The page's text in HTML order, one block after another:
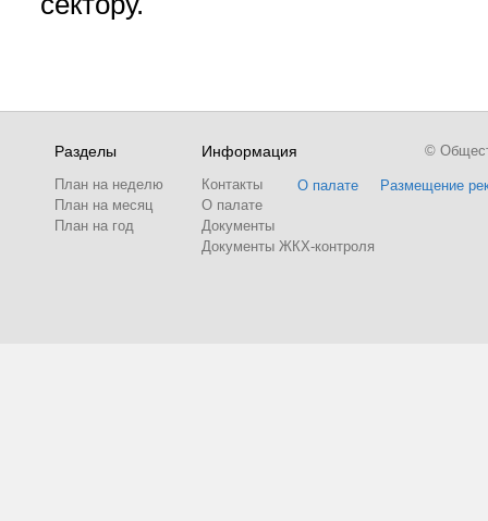
Разделы
План на неделю
План на месяц
План на год
Информация
Контакты
О палате
Документы
Документы ЖКХ-контроля
О палате Размещение
©